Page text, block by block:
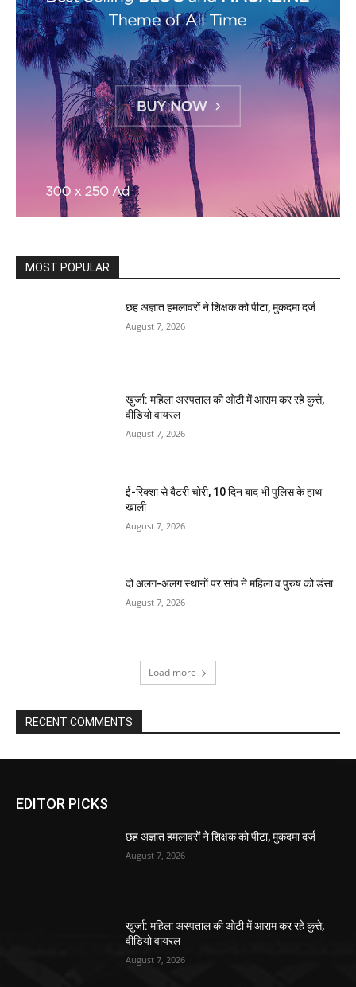
MOST POPULAR
छह अज्ञात हमलावरों ने शिक्षक को पीटा, मुकदमा दर्ज
August 7, 2026
खुर्जा: महिला अस्पताल की ओटी में आराम कर रहे कुत्ते,
वीडियो वायरल
August 7, 2026
ई-रिक्शा से बैटरी चोरी, 10 दिन बाद भी पुलिस के हाथ
खाली
August 7, 2026
दो अलग-अलग स्थानों पर सांप ने महिला व पुरुष को डंसा
August 7, 2026
Load more
RECENT COMMENTS
EDITOR PICKS
छह अज्ञात हमलावरों ने शिक्षक को पीटा, मुकदमा दर्ज
August 7, 2026
खुर्जा: महिला अस्पताल की ओटी में आराम कर रहे कुत्ते,
वीडियो वायरल
August 7, 2026